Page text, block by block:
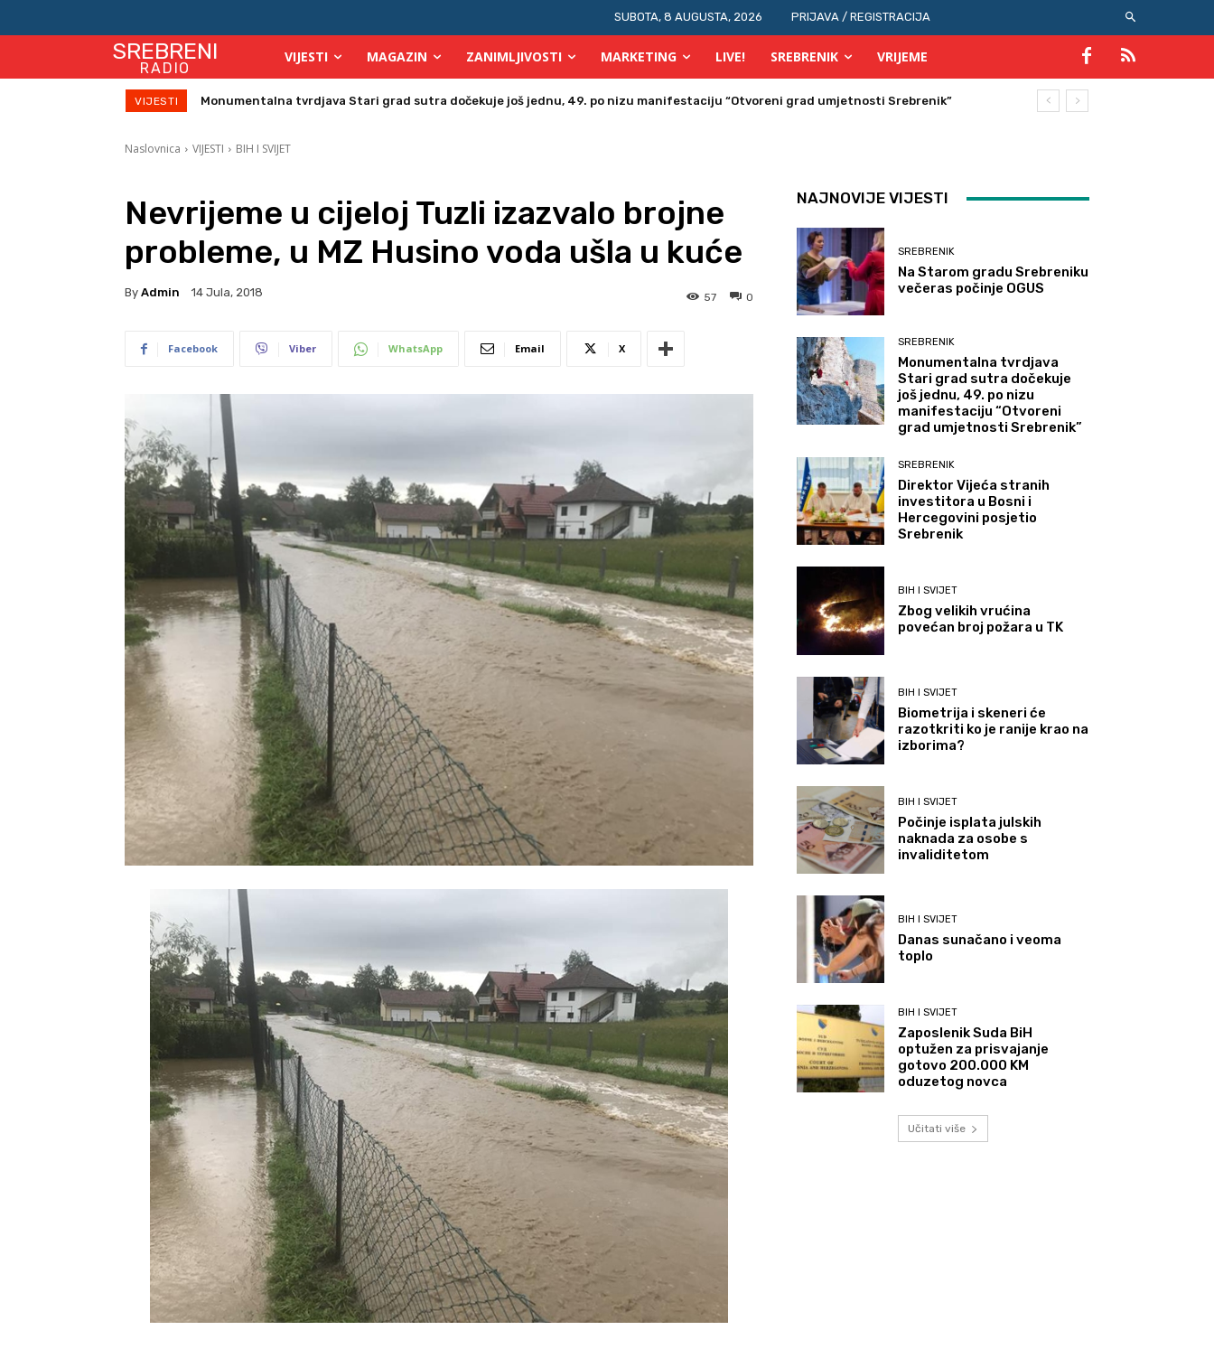
SUBOTA, 8 AUGUSTA, 2026 PRIJAVA / REGISTRACIJA
SREBRENI
RADIO
VIJESTI MAGAZIN ZANIMLJIVOSTI MARKETING LIVE! SREBRENIK VRIJEME
VIJESTI Direktor Vijeća stranih investitora u Bosni i Hercegovini posjetio Srebrenik
Naslovnica VIJESTI BIH I SVIJET
Nevrijeme u cijeloj Tuzli izazvalo brojne
probleme, u MZ Husino voda ušla u kuće
By Admin 14 Jula, 2018 0
57
Facebook Viber WhatsApp Email X
NAJNOVIJE VIJESTI
SREBRENIK
Na Starom gradu Srebreniku
večeras počinje OGUS
SREBRENIK
Monumentalna tvrdjava
Stari grad sutra dočekuje
još jednu, 49. po nizu
manifestaciju “Otvoreni
grad umjetnosti Srebrenik”
SREBRENIK
Direktor Vijeća stranih
investitora u Bosni i
Hercegovini posjetio
Srebrenik
BIH I SVIJET
Zbog velikih vrućina
povećan broj požara u TK
BIH I SVIJET
Biometrija i skeneri će
razotkriti ko je ranije krao na
izborima?
BIH I SVIJET
Počinje isplata julskih
naknada za osobe s
invaliditetom
BIH I SVIJET
Danas sunačano i veoma
toplo
BIH I SVIJET
Zaposlenik Suda BiH
optužen za prisvajanje
gotovo 200.000 KM
oduzetog novca
Učitati više